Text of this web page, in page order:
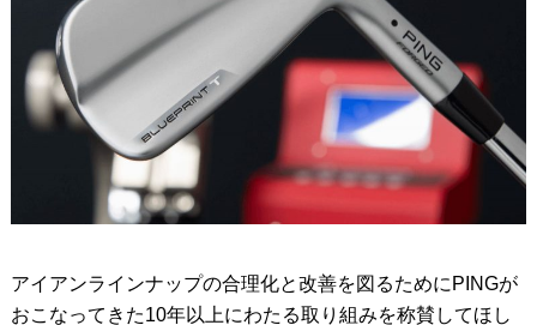
アイアンラインナップの合理化と改善を図るためにPINGが
おこなってきた10年以上にわたる取り組みを称賛してほし